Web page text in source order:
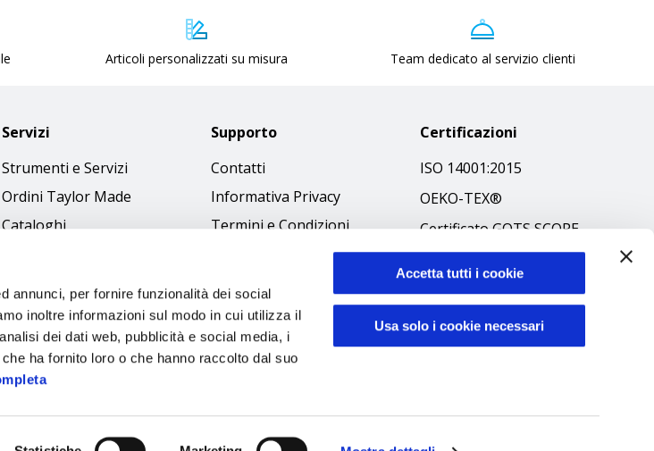
annunci, per fornire funzionalità dei social
inoltre informazioni sul modo in cui utilizza il
dei dati web, pubblicità e social media, i
ha fornito loro o che hanno raccolto dal suo
Accetta tutti i cookie
Usa solo i cookie necessari
Articoli personalizzati su misura Team dedicato al servizio clienti
Servizi
Strumenti e Servizi
Ordini Taylor Made
Cataloghi
Supporto
Contatti
Informativa Privacy
Termini e Condizioni
Codice Etico
Certificazioni
ISO 14001:2015
OEKO-TEX®
Certificato GOTS SCOPE
Certificato GRS SCOPE
Politica Ambientale
Sicurezza prodotti